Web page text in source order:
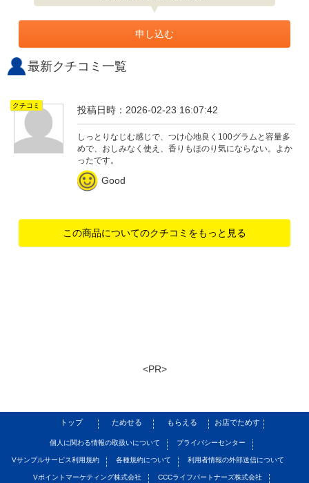
申し込む
最新クチコミ一覧
クチコミ 投稿日時：2026-02-23 16:07:42
しっとりなじむ感じで、つけ心地良く100グラムと容量多
めで、おしみなく使え、香りもほのり気にならない。よか
ったです。
Good
この商品についてのクチコミをもっと見る
<PR>
トップ ためせる もらえる お店でためす
個人に関わる情報の取扱いについて プライバシーセンター
Vサンプルサービス利用規約 各種規約について 利用者情報の外部送信について
Vポイントマーケティング株式会社 CCCライフパートナーズ株式会社